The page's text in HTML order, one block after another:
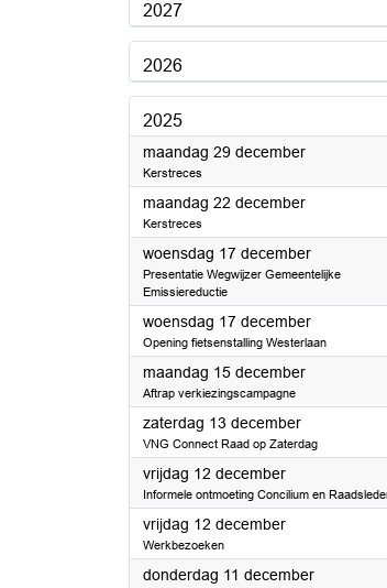
2027
2026
2025
maandag 29 december2025
Kerstreces
maandag 22 december2025
Kerstreces
woensdag 17 december2025
Presentatie Wegwijzer Gemeentelijke
Emissiereductie
woensdag 17 december2025
Opening fietsenstalling Westerlaan
maandag 15 december2025
Aftrap verkiezingscampagne
zaterdag 13 december2025
VNG Connect Raad op Zaterdag
vrijdag 12 december2025
Informele ontmoeting Concilium en
vrijdag 12 december2025
Werkbezoeken
donderdag 11 december2025